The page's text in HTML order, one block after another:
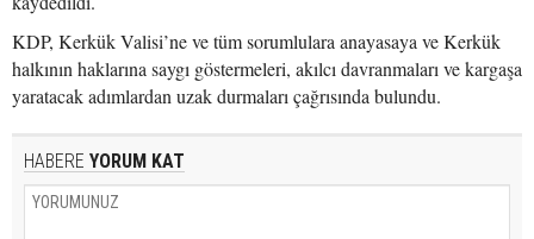
KDP, Kerkük Valisi’ne ve tüm sorumlulara anayasaya ve Kerkük
halkının haklarına saygı göstermeleri, akılcı davranmaları ve kargaşa
yaratacak adımlardan uzak durmaları çağrısında bulundu.
HABERE YORUM KAT